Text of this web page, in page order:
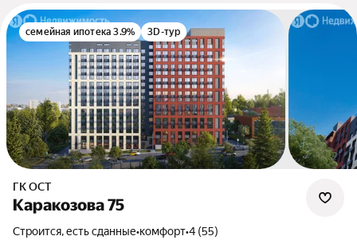
семейная ипотека 3.9% 3D-тур
ГК ОСТ
Каракозова 75
Строится, есть сданные•комфорт•4 (55)